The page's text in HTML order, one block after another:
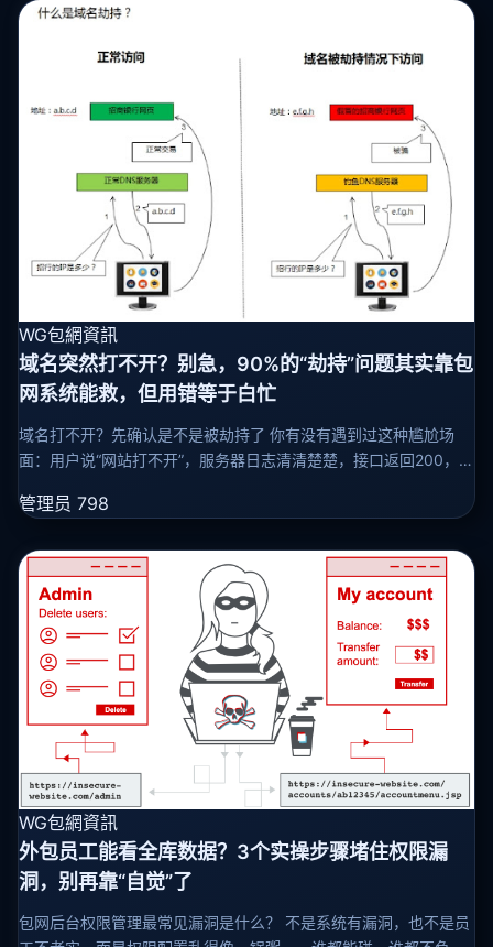
WG包網資訊
域名突然打不开？别急，90%的“劫持”问题其实靠包
网系统能救，但用错等于白忙
域名打不开？先确认是不是被劫持了 你有没有遇到过这种尴尬场
面：用户说“网站打不开”，服务器日志清清楚楚，接口返回200，页
九不是你这边出
管理员 798
WG包網資訊
外包员工能看全库数据？3个实操步骤堵住权限漏
洞，别再靠“自觉”了
包网后台权限管理最常见漏洞是什么？ 不是系统有漏洞，也不是员